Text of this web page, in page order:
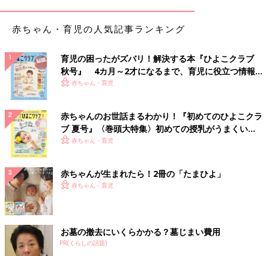
赤ちゃん・育児の人気記事ランキング
育児の困ったがズバリ！解決する本『ひよこクラブ
秋号』 4カ月～2才になるまで、育児に役立つ情報が
いっぱい！
赤ちゃん・育児
赤ちゃんのお世話まるわかり！『初めてのひよこクラ
ブ 夏号』〈巻頭大特集〉初めての授乳がうまくい
く！ おっぱい・ミルクの基本と夏のトラブル 解決テ
赤ちゃん・育児
赤ちゃんが生まれたら！2冊の「たまひよ」
赤ちゃん・育児
お墓の撤去にいくらかかる？墓じまい費用
PR(くらしの話題)